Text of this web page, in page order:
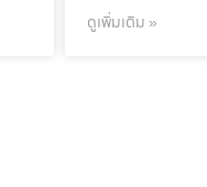
ดูเพิ่มเติม »